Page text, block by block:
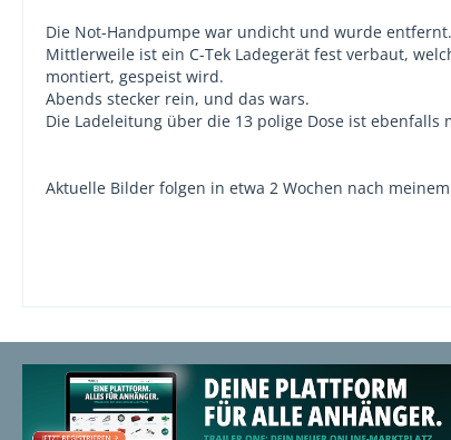
Die Not-Handpumpe war undicht und wurde entfernt.
Mittlerweile ist ein C-Tek Ladegerät fest verbaut,
montiert, gespeist wird.
Abends stecker rein, und das wars.
Die Ladeleitung über die 13 polige Dose ist ebenfalls
Aktuelle Bilder folgen in etwa 2 Wochen nach